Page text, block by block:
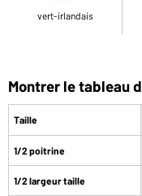
vert-irlandais
Montrer le tableau
Taille
1/2 poitrine
1/2 largeur taille